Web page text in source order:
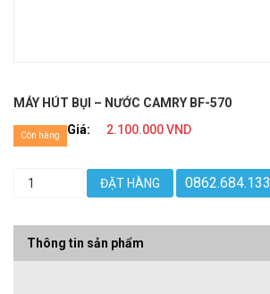
MÁY HÚT BỤI – NƯỚC CAMRY BF-570
Giá:
2.100.000 VND
Còn hàng
ĐẶT HÀNG 0862.684.133
Thông tin sản phẩm